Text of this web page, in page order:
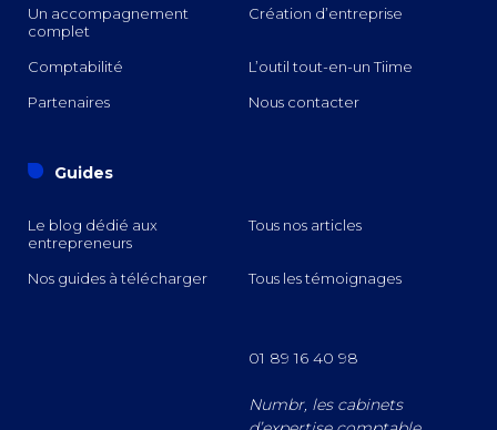
Un accompagnement
complet
Création d’entreprise
Comptabilité
L’outil tout-en-un Tiime
Partenaires
Nous contacter
o Guides
Le blog dédié aux
entrepreneurs
Tous nos articles
Nos guides à télécharger Tous les témoignages
01 89 16 40 98
Numbr, les cabinets